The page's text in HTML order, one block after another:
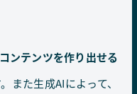
ンテンツを作り出せる
また生成AIによって、